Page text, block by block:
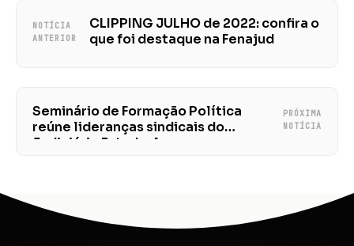
NOTÍCIA
ANTERIOR
CLIPPING JULHO de 2022: confira o
que foi destaque na Fenajud
Seminário de Formação Política
reúne lideranças sindicais do
Judiciário Estadual
PRÓXIMA
NOTÍCIA